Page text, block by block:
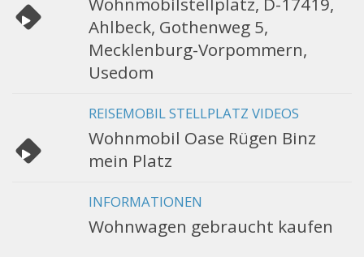
Ahlbeck, Gothenweg 5,
Mecklenburg-Vorpommern,
Usedom
REISEMOBIL STELLPLATZ VIDEOS
Wohnmobil Oase Rügen Binz
mein Platz
INFORMATIONEN
Wohnwagen gebraucht kaufen